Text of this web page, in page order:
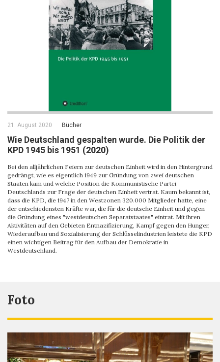
21. August 2020 Bücher
Wie Deutschland gespalten wurde. Die Politik der
KPD 1945 bis 1951 (2020)
Bei den alljährlichen Feiern zur deutschen Einheit wird in den Hintergrund
gedrängt, wie es eigentlich 1949 zur Gründung von zwei deutschen
Staaten kam und welche Position die Kommunistische Partei
Deutschlands zur Frage der deutschen Einheit vertrat. Kaum bekannt ist,
dass die KPD, die 1947 in den Westzonen 320.000 Mitglieder hatte, eine
der entschiedensten Kräfte war, die für die deutsche Einheit und gegen
die Gründung eines "westdeutschen Separatstaates" eintrat. Mit ihren
Aktivitäten auf den Gebieten Entnazifizierung, Kampf gegen den Hunger,
Wiederaufbau und Sozialisierung der Schlüsselindustrien leistete die KPD
einen wichtigen Beitrag für den Aufbau der Demokratie in
Westdeutschland.
Foto